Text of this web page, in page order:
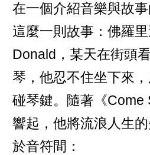
在一個介紹音樂與故
這麼一則故事：佛羅
Donald，某天在街頭
琴，他忍不住坐下來
碰琴鍵。隨著《Come
響起，他將流浪人生
於音符間：